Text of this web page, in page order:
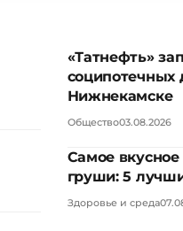
«Татнефть»
соципотечных
Нижнекамске
Общество03.08.2026
Самое
груши: 5
Здоровье и среда